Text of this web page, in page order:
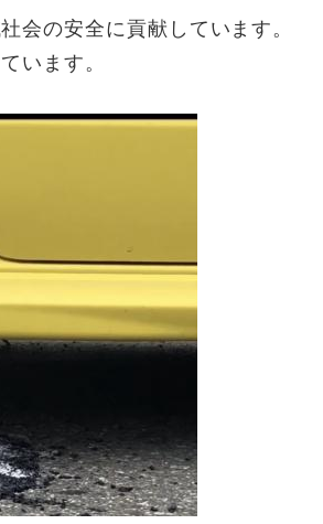
会の安全に貢献しています。
います。